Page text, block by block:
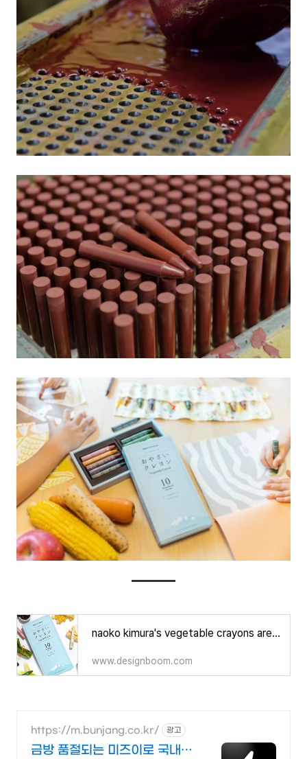
naoko kimura's vegetable crayons are a safe, plant-based alternative for children
www.designboom.com
https://m.bunjang.co.kr/ 광고
금방 품절되는 미즈이로 국내